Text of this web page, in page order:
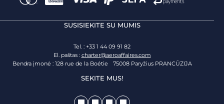
SUSISIEKITE SU MUMIS
Tel. : +33 1 44 09 91 82
El. paštas : charter@aeroaffaires.com
Bendra įmonė : 128 rue de la Boétie 75008 Paryžius PRANCŪZIJA
SEKITE MUS!